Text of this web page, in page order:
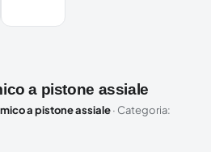
a pistone assiale
a pistone assiale· Categoria: